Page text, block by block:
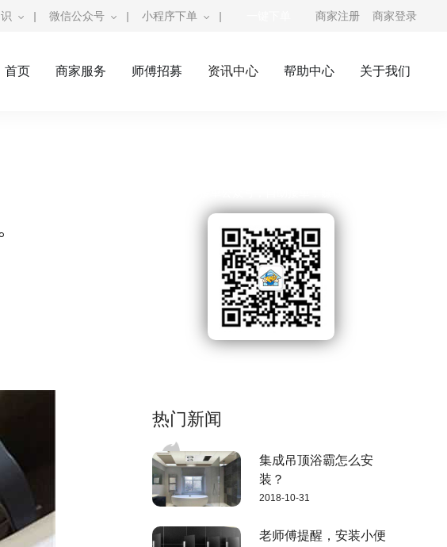
| 微信公众号 | 小程序下单 | 商家注册 商家登录
首页 商家服务 师傅招募 资讯中心 帮助中心 关于我们
热门新闻
集成吊顶浴霸怎么安
装？
2018-10-31
老师傅提醒，安装小便